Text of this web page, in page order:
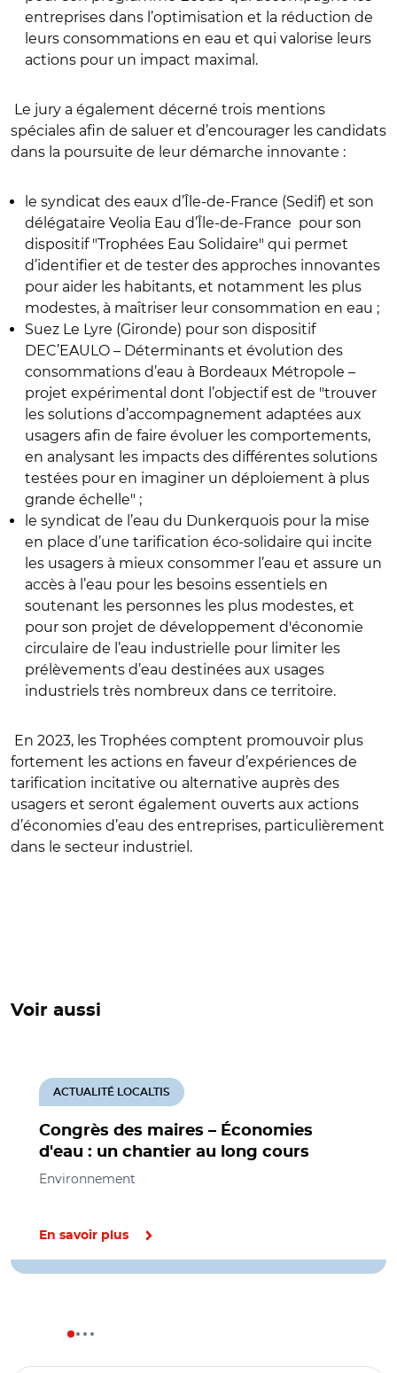
entreprises dans l’optimisation et la réduction de
leurs consommations en eau et qui valorise leurs
actions pour un impact maximal.
Le jury a également décerné trois mentions
spéciales afin de saluer et d’encourager les candidats
dans la poursuite de leur démarche innovante :
le syndicat des eaux d’Île-de-France (Sedif) et son
délégataire Veolia Eau d’Île-de-France pour son
dispositif "Trophées Eau Solidaire" qui permet
d’identifier et de tester des approches innovantes
pour aider les habitants, et notamment les plus
modestes, à maîtriser leur consommation en eau ;
Suez Le Lyre (Gironde) pour son dispositif
DEC’EAULO – Déterminants et évolution des
consommations d’eau à Bordeaux Métropole –
projet expérimental dont l’objectif est de "trouver
les solutions d’accompagnement adaptées aux
usagers afin de faire évoluer les comportements,
en analysant les impacts des différentes solutions
testées pour en imaginer un déploiement à plus
grande échelle" ;
le syndicat de l’eau du Dunkerquois pour la mise
en place d’une tarification éco-solidaire qui incite
les usagers à mieux consommer l’eau et assure un
accès à l’eau pour les besoins essentiels en
soutenant les personnes les plus modestes, et
pour son projet de développement d'économie
circulaire de l’eau industrielle pour limiter les
prélèvements d’eau destinées aux usages
industriels très nombreux dans ce territoire.
En 2023, les Trophées comptent promouvoir plus
fortement les actions en faveur d’expériences de
tarification incitative ou alternative auprès des
usagers et seront également ouverts aux actions
d’économies d’eau des entreprises, particulièrement
dans le secteur industriel.
Voir aussi
Congrès des maires – Économies
d'eau : un chantier au long cours
ACTUALITÉ LOCALTIS
Environnement
En savoir plus